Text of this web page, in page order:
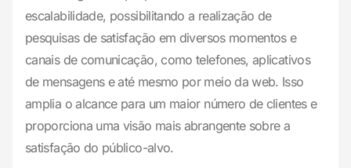
escalabilidade, possibilitando a realização de
pesquisas de satisfação em diversos momentos e
canais de comunicação, como telefones, aplicativos
de mensagens e até mesmo por meio da web. Isso
amplia o alcance para um maior número de clientes e
proporciona uma visão mais abrangente sobre a
satisfação do público-alvo.